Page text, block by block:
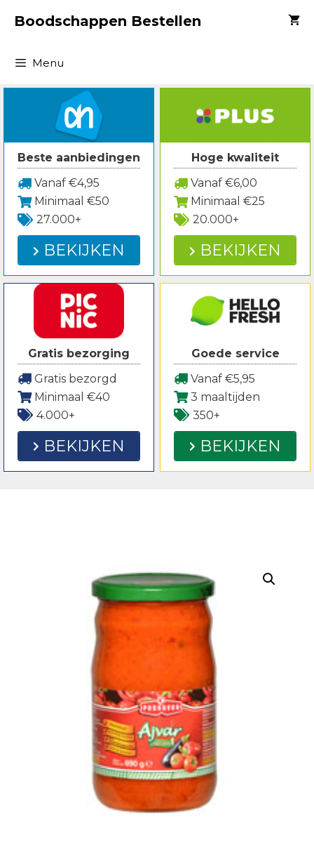
naarBoodschappen Bestellen
Menu
Beste aanbiedingen
Vanaf €4,95
Minimaal €50
27.000+
BEKIJKEN
Hoge kwaliteit
Vanaf €6,00
Minimaal €25
20.000+
BEKIJKEN
Gratis bezorging
Gratis bezorgd
Minimaal €40
4.000+
BEKIJKEN
Goede service
Vanaf €5,95
3 maaltijden
350+
BEKIJKEN